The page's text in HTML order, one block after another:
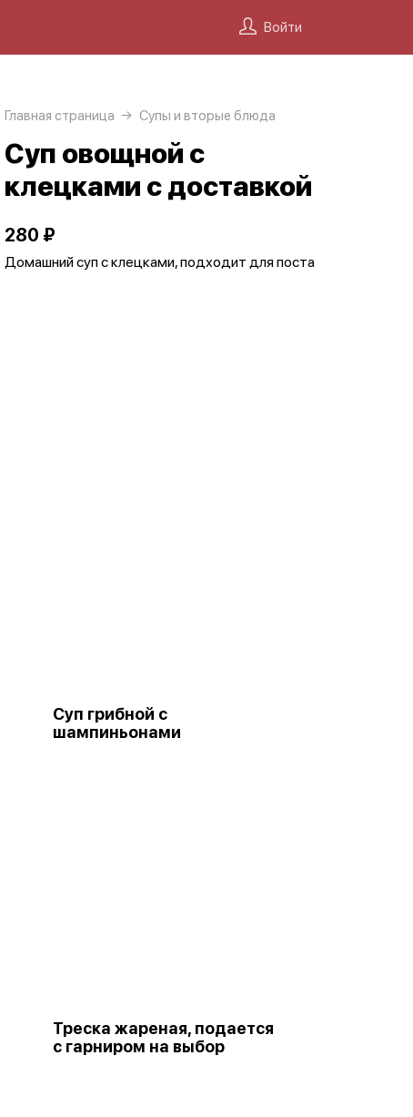
Войти
Главная страница Супы и вторые блюда
Суп овощной с
клецками с доставкой
280 ₽
Домашний суп с клецками, подходит для поста
Суп грибной с
шампиньонами
Треска жареная, подается
с гарниром на выбор